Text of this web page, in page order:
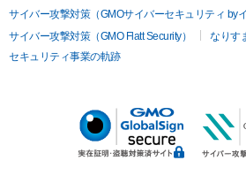
サイバー攻撃対策（GMOサイバーセキュリティ by
サイバー攻撃対策（GMO Flatt Security）
なりす
セキュリティ事業の軌跡